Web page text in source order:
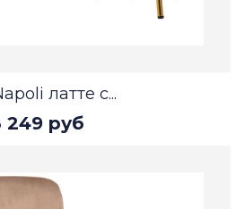
латте с...
249 руб